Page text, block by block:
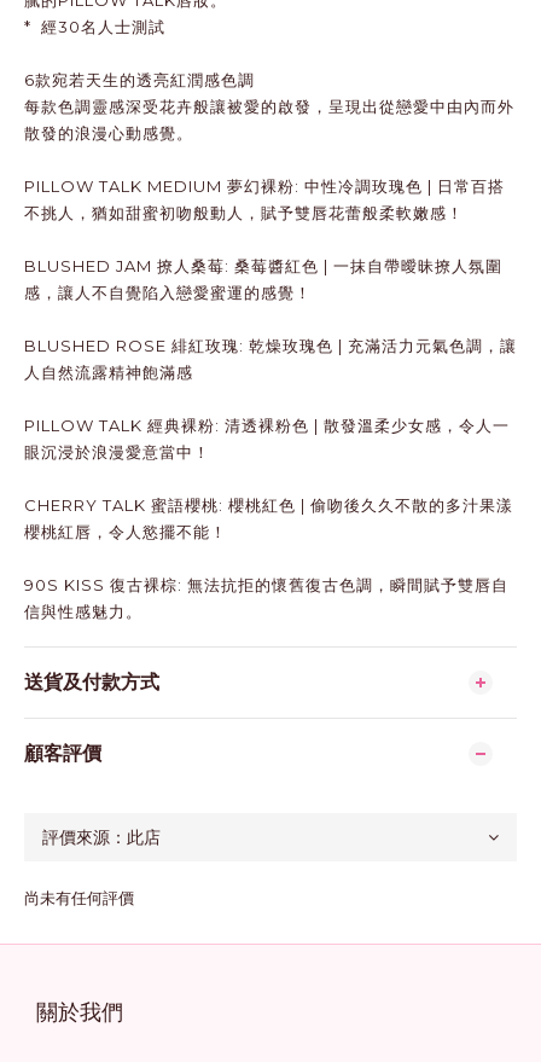
* 經30名人士測試
6款宛若天生的透亮紅潤感色調
每款色調靈感深受花卉般讓被愛的啟發，呈現出從戀愛中由內而外
散發的浪漫心動感覺。
PILLOW TALK MEDIUM 夢幻裸粉: 中性冷調玫瑰色 | 日常百搭
不挑人，猶如甜蜜初吻般動人，賦予雙唇花蕾般柔軟嫩感！
BLUSHED JAM 撩人桑莓: 桑莓醬紅色 | 一抹自帶曖昧撩人氛圍
感，讓人不自覺陷入戀愛蜜運的感覺！
BLUSHED ROSE 緋紅玫瑰: 乾燥玫瑰色 | 充滿活力元氣色調，讓
人自然流露精神飽滿感
PILLOW TALK 經典裸粉: 清透裸粉色 | 散發溫柔少女感，令人一
眼沉浸於浪漫愛意當中！
CHERRY TALK 蜜語櫻桃: 櫻桃紅色 | 偷吻後久久不散的多汁果漾
櫻桃紅唇，令人慾擺不能！
90S KISS 復古裸棕: 無法抗拒的懷舊復古色調，瞬間賦予雙唇自
信與性感魅力。
送貨及付款方式
顧客評價
尚未有任何評價
關於我們